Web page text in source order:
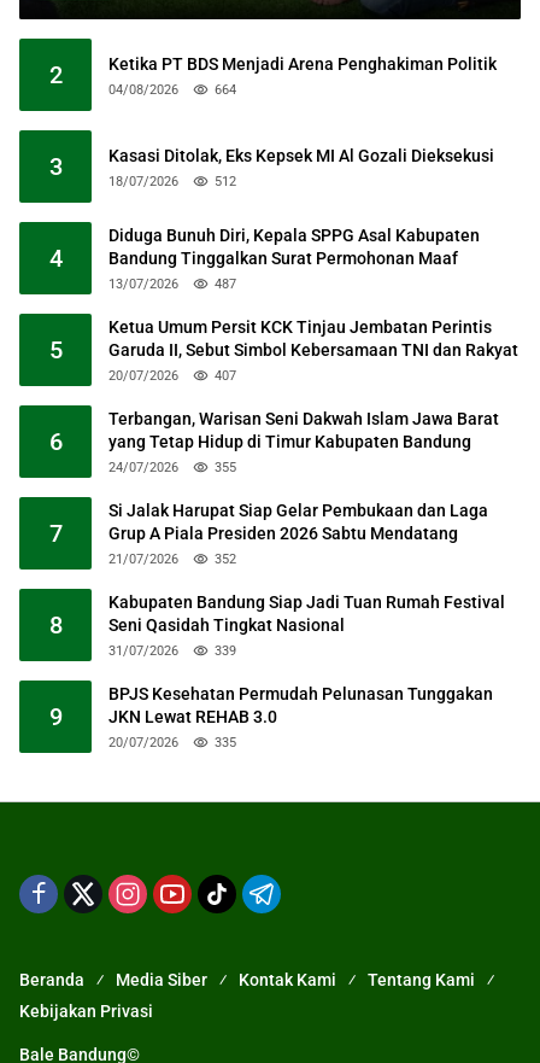
2 Ketika PT BDS Menjadi Arena Penghakiman Politik
04/08/2026 664
3 Kasasi Ditolak, Eks Kepsek MI Al Gozali Dieksekusi
18/07/2026 512
4
Diduga Bunuh Diri, Kepala SPPG Asal Kabupaten
Bandung Tinggalkan Surat Permohonan Maaf
13/07/2026 487
5
Ketua Umum Persit KCK Tinjau Jembatan Perintis
Garuda II, Sebut Simbol Kebersamaan TNI dan Rakyat
20/07/2026 407
6
Terbangan, Warisan Seni Dakwah Islam Jawa Barat
yang Tetap Hidup di Timur Kabupaten Bandung
24/07/2026 355
7
Si Jalak Harupat Siap Gelar Pembukaan dan Laga
Grup A Piala Presiden 2026 Sabtu Mendatang
21/07/2026 352
8
Kabupaten Bandung Siap Jadi Tuan Rumah Festival
Seni Qasidah Tingkat Nasional
31/07/2026 339
9
BPJS Kesehatan Permudah Pelunasan Tunggakan
JKN Lewat REHAB 3.0
20/07/2026 335
Beranda Media Siber Kontak Kami
Tentang Kami
Kebijakan Privasi
Bale Bandung©